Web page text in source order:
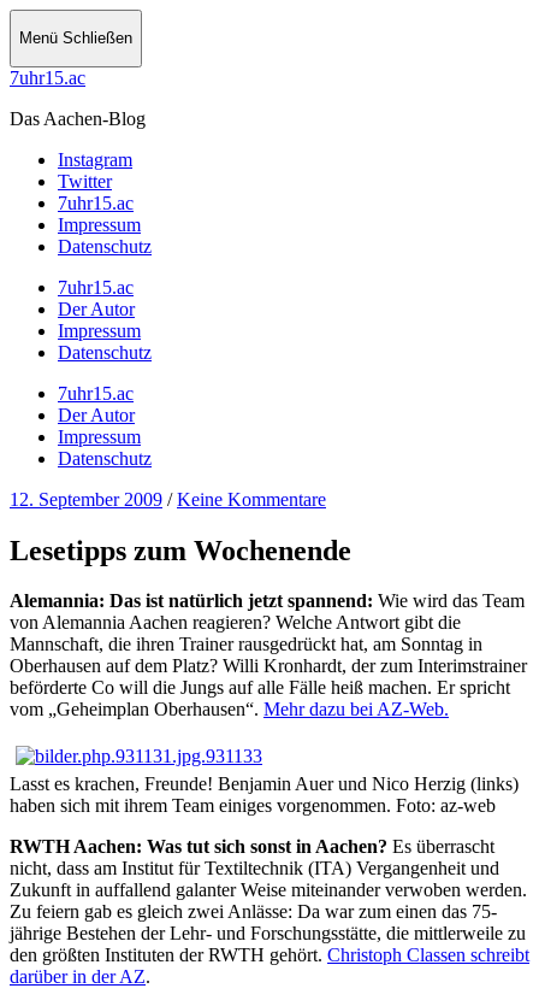
Menü Schließen
7uhr15.ac
Das Aachen-Blog
Instagram
Twitter
7uhr15.ac
Impressum
Datenschutz
7uhr15.ac
Der Autor
Impressum
Datenschutz
7uhr15.ac
Der Autor
Impressum
Datenschutz
12. September 2009 / Keine Kommentare
Lesetipps zum Wochenende
Alemannia: Das ist natürlich jetzt spannend: Wie wird das Team
von Alemannia Aachen reagieren? Welche Antwort gibt die
Mannschaft, die ihren Trainer rausgedrückt hat, am Sonntag in
Oberhausen auf dem Platz? Willi Kronhardt, der zum Interimstrainer
beförderte Co will die Jungs auf alle Fälle heiß machen. Er spricht
vom „Geheimplan Oberhausen“. Mehr dazu bei AZ-Web.
Lasst es krachen, Freunde! Benjamin Auer und Nico Herzig (links)
haben sich mit ihrem Team einiges vorgenommen. Foto: az-web
RWTH Aachen: Was tut sich sonst in Aachen? Es überrascht
nicht, dass am Institut für Textiltechnik (ITA) Vergangenheit und
Zukunft in auffallend galanter Weise miteinander verwoben werden.
Zu feiern gab es gleich zwei Anlässe: Da war zum einen das 75-
jährige Bestehen der Lehr- und Forschungsstätte, die mittlerweile zu
den größten Instituten der RWTH gehört. Christoph Classen schreibt
darüber in der AZ.